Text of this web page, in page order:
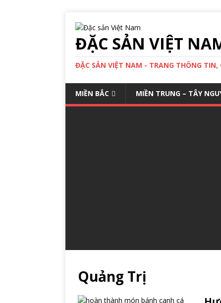
ĐẶC SẢN VIỆT
ĐẶC SẢN VIỆT NAM - TRANG THÔNG
MIỀN BẮC MIỀN TRUNG – TÂY
Quảng Trị